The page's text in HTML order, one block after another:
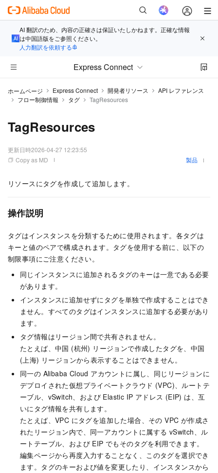
AI 翻訳のため、内容の正確さは保証いたしかねます。正確な情報
は中国語版をご参照ください。
人力翻訳を依頼する
Express Connect
ホームページ Express Connect 開発者リソース
API レファレンス
フロー制御情報
タグ TagResources
TagResources
更新日時2026-04-27 12:23:55
Copy as MD
製品
リソースにタグを作成して追加します。
操作説明
タグはインスタンスを分類するために使用されます。各タグは
キーと値のペアで構成されます。タグを使用する前に、以下の
制限事項にご注意ください。
同じインスタンスに追加されるタグのキーは一意である必要
があります。
インスタンスに追加せずにタグを単独で作成することはでき
ません。すべてのタグはインスタンスに追加する必要があり
ます。
タグ情報はリージョン間で共有されません。
たとえば、中国 (杭州) リージョンで作成したタグを、中国
(上海) リージョンから表示することはできません。
同一の Alibaba Cloud アカウントに属し、同じリージョンに
デプロイされた仮想プライベートクラウド (VPC)、ルートテ
ーブル、vSwitch、および Elastic IP アドレス (EIP) は、互
いにタグ情報を共有します。
たとえば、VPC にタグを追加した場合、その VPC が作成さ
れたリージョン内で、同一アカウントに属する vSwitch、ル
ートテーブル、および EIP でもそのタグを利用できます。
編集ページから再度入力することなく、このタグを選択でき
ます。タグのキーおよび値を変更したり、インスタンスから